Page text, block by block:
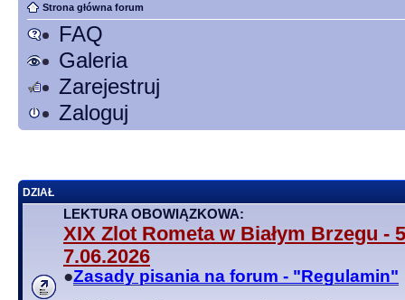
Strona główna forum
FAQ
Galeria
Zarejestruj
Zaloguj
DZIAŁ
LEKTURA OBOWIĄZKOWA:
XIX Zlot Rometa w Białym Brzegu -
7.06.2026
●Zasady pisania na forum - "Regulamin"